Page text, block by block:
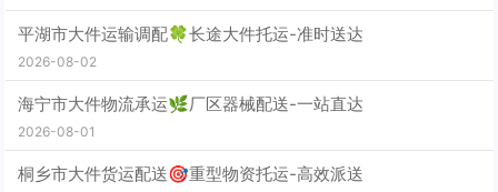
平湖市大件运输调配🍀长途大件托运-准时送达
2026-08-02
海宁市大件物流承运🌿厂区器械配送-一站直达
2026-08-01
桐乡市大件货运配送🎯重型物资托运-高效派送